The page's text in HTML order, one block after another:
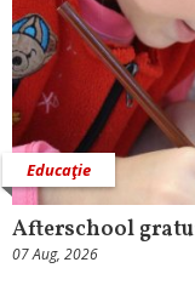
Educaţie
Afterschool
07 Aug, 2026